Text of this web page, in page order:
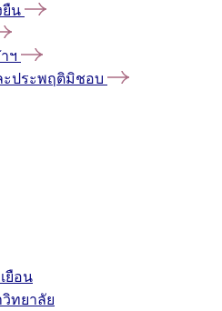
ยืน
ฯ
ะประพฤติมิชอบ
ยือน
ทยาลัย